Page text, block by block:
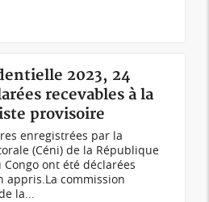
2023, 24
recevables à la
provisoire
enregistrées par la
(Céni) de la République
ont été déclarées
appris.La commission
la...